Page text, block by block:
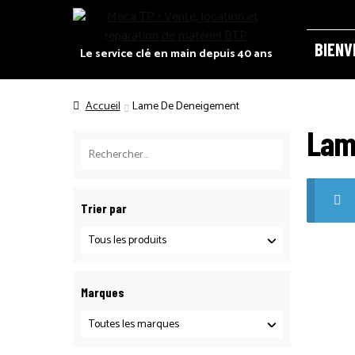
Le service clé en main depuis 40 ans
Accueil Lame De Deneigement
Trier par
Marques
Panneau de gestion des cookies